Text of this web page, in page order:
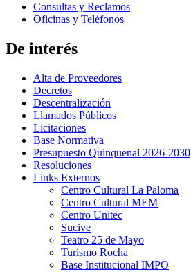
Consultas y Reclamos
Oficinas y Teléfonos
De interés
Alta de Proveedores
Decretos
Descentralización
Llamados Públicos
Licitaciones
Base Normativa
Presupuesto Quinquenal 2026-2030
Resoluciones
Links Externos
Centro Cultural La Paloma
Centro Cultural MEM
Centro Unitec
Sucive
Teatro 25 de Mayo
Turismo Rocha
Base Institucional IMPO